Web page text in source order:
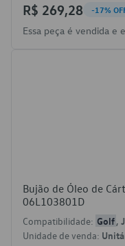
R$ 269,28 -17%
Essa peça é vendida e
Bujão de Óleo de
06L103801D
Compatibilidade: Golf,
Unidade de venda: